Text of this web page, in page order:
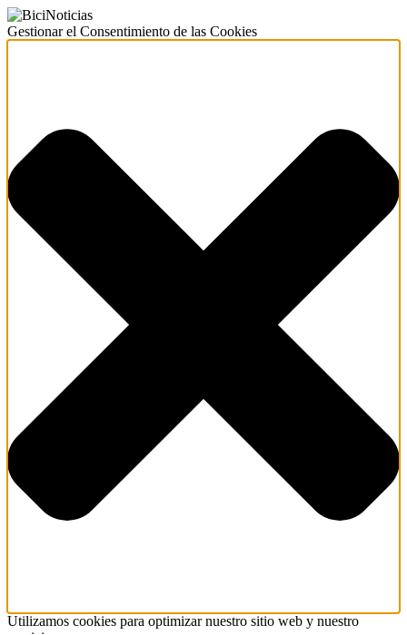
Gestionar el Consentimiento de las Cookies
Utilizamos cookies para optimizar nuestro sitio web y nuestro